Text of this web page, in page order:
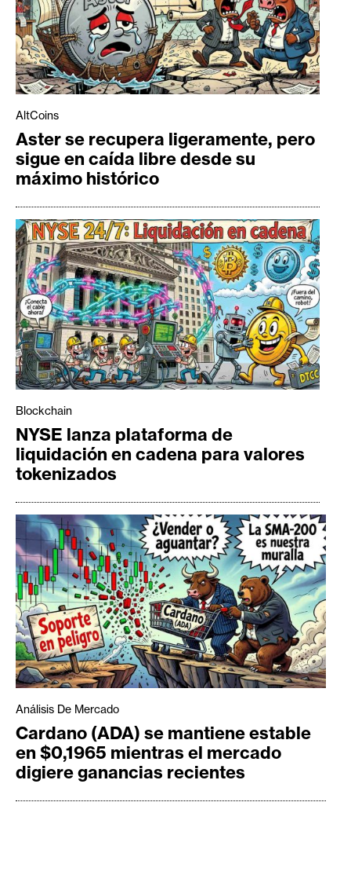
AltCoins
Aster se recupera ligeramente, pero
sigue en caída libre desde su
máximo histórico
Blockchain
NYSE lanza plataforma de
liquidación en cadena para valores
tokenizados
Análisis De Mercado
Cardano (ADA) se mantiene estable
en $0,1965 mientras el mercado
digiere ganancias recientes